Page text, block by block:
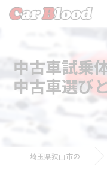
中古車試乗
中古車選び